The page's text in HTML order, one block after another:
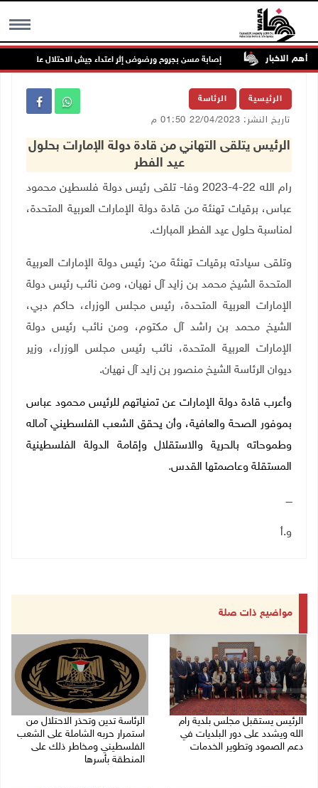
MENU أهم الاخبار إصابة مسن بجروح ورضوض إثر اعتداء جيش الاحتلال عليه في
الرئيسية الرئاسة
تاريخ النشر: 22/04/2023 01:50 م
الرئيس يتلقى التهاني من قادة دولة الإمارات بحلول
عيد الفطر
رام الله 22-4-2023 وفا- تلقى رئيس دولة فلسطين محمود
عباس، برقيات تهنئة من قادة دولة الإمارات العربية المتحدة،
لمناسبة حلول عيد الفطر المبارك.
وتلقى سيادته برقيات تهنئة من: رئيس دولة الإمارات العربية
المتحدة الشيخ محمد بن زايد آل نهيان، ومن نائب رئيس دولة
الإمارات العربية المتحدة، رئيس مجلس الوزراء، حاكم دبي،
الشيخ محمد بن راشد آل مكتوم، ومن نائب رئيس دولة
الإمارات العربية المتحدة، نائب رئيس مجلس الوزراء، وزير
ديوان الرئاسة الشيخ منصور بن زايد آل نهيان.
وأعرب قادة دولة الإمارات عن تمنياتهم للرئيس محمود عباس
بموفور الصحة والعافية، وأن يحقق الشعب الفلسطيني آماله
وطموحاته بالحرية والاستقلال وإقامة الدولة الفلسطينية
المستقلة وعاصمتها القدس.
ــــ
و.أ
مواضيع ذات صلة
الرئيس يستقبل مجلس بلدية رام
الله ويشدد على دور البلديات في
دعم الصمود وتطوير الخدمات
الرئاسة تدين وتحذر الاحتلال من
استمرار حربه الشاملة على الشعب
الفلسطيني ومخاطر ذلك على
المنطقة بأسرها